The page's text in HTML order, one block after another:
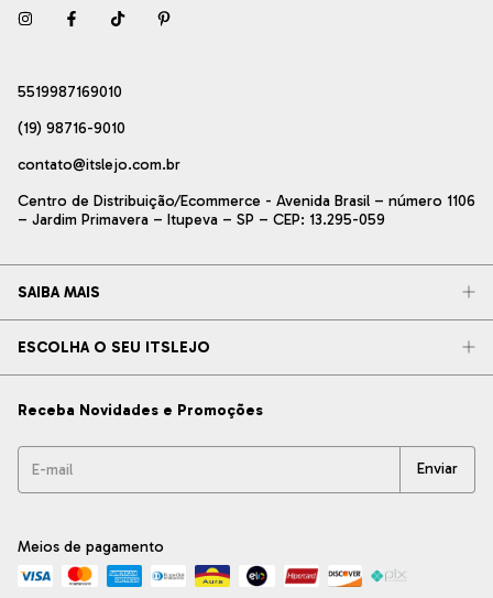
5519987169010
(19) 98716-9010
contato@itslejo.com.br
Centro de Distribuição/Ecommerce - Avenida Brasil – número 1106
– Jardim Primavera – Itupeva – SP – CEP: 13.295-059
SAIBA MAIS
ESCOLHA O SEU ITSLEJO
Receba Novidades e Promoções
Meios de pagamento